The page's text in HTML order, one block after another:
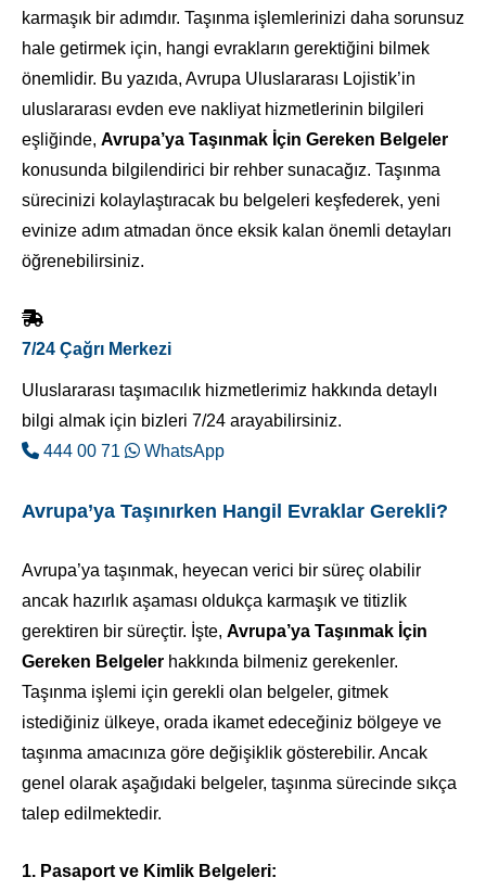
karmaşık bir adımdır. Taşınma işlemlerinizi daha sorunsuz
hale getirmek için, hangi evrakların gerektiğini bilmek
önemlidir. Bu yazıda, Avrupa Uluslararası Lojistik’in
uluslararası evden eve nakliyat hizmetlerinin bilgileri
eşliğinde, Avrupa’ya Taşınmak İçin Gereken Belgeler
konusunda bilgilendirici bir rehber sunacağız. Taşınma
sürecinizi kolaylaştıracak bu belgeleri keşfederek, yeni
evinize adım atmadan önce eksik kalan önemli detayları
öğrenebilirsiniz.
7/24 Çağrı Merkezi
Uluslararası taşımacılık hizmetlerimiz hakkında detaylı
bilgi almak için bizleri 7/24 arayabilirsiniz.
444 00 71
WhatsApp
Avrupa’ya Taşınırken Hangil Evraklar Gerekli?
Avrupa’ya taşınmak, heyecan verici bir süreç olabilir
ancak hazırlık aşaması oldukça karmaşık ve titizlik
gerektiren bir süreçtir. İşte, Avrupa’ya Taşınmak İçin
Gereken Belgeler hakkında bilmeniz gerekenler.
Taşınma işlemi için gerekli olan belgeler, gitmek
istediğiniz ülkeye, orada ikamet edeceğiniz bölgeye ve
taşınma amacınıza göre değişiklik gösterebilir. Ancak
genel olarak aşağıdaki belgeler, taşınma sürecinde sıkça
talep edilmektedir.
1. Pasaport ve Kimlik Belgeleri: